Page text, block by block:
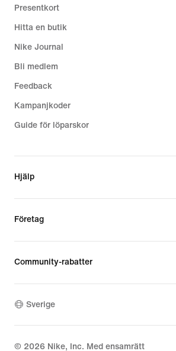
Presentkort
Hitta en butik
Nike Journal
Bli medlem
Feedback
Kampanjkoder
Guide för löparskor
Hjälp
Företag
Community-rabatter
Sverige
© 2026 Nike, Inc. Med ensamrätt